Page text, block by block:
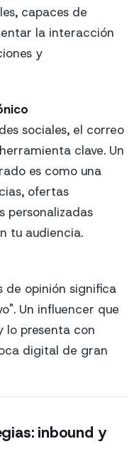
capaces de
la interacción
y
sociales, el correo
clave. Un
es como una
ofertas
personalizadas
tu audiencia.
de opinión significa
Un influencer que
lo presenta con
digital de gran
inbound y